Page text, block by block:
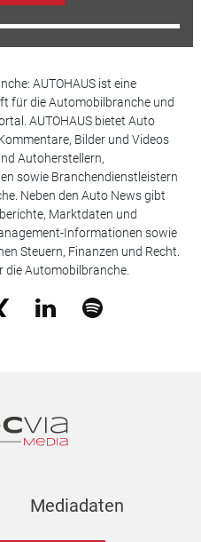
AUTOHAUS ist eine
für die Automobilbranche und
AUTOHAUS bietet Auto
Bilder und Videos
Autoherstellern,
sowie Branchendienstleistern
Neben den Auto News gibt
Marktdaten und
Informationen sowie
Steuern, Finanzen und Recht.
die Automobilbranche.
Mediadaten